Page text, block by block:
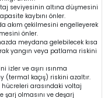
seviyesinin altına düşmesini
kaybını önler.
akım çekilmesini engelleyerek
önler.
meydana gelebilecek kısa
yangın veya patlama riskini
izler ve aşırı ısınma
kaçış) riskini azaltır.
hücreleri arasındaki voltaj
şarj olmasını ve deşarj